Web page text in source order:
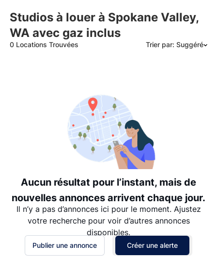
Studios à louer à Spokane Valley,
WA avec gaz inclus
0 Locations Trouvées Trier par: Suggéré
Date: les plus anciens d’abord
Aucun résultat pour l’instant, mais de
nouvelles annonces arrivent chaque jour.
Il n’y a pas d’annonces ici pour le moment. Ajustez
votre recherche pour voir d’autres annonces
disponibles.
Publier une annonce Créer une alerte